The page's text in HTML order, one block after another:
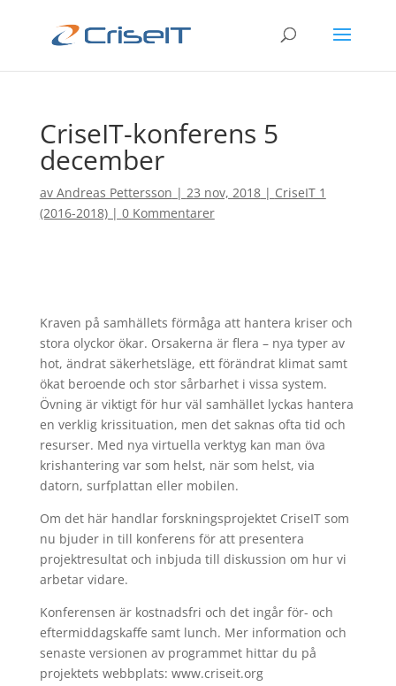
CriseIT-konferens 5
december
av Andreas Pettersson | 23 nov, 2018| CriseIT 1
(2016-2018)| 0 Kommentarer
Kraven på samhällets förmåga att hantera kriser och
stora olyckor ökar. Orsakerna är flera – nya typer av
hot, ändrat säkerhetsläge, ett förändrat klimat samt
ökat beroende och stor sårbarhet i vissa system.
Övning är viktigt för hur väl samhället lyckas hantera
en verklig krissituation, men det saknas ofta tid och
resurser. Med nya virtuella verktyg kan man öva
krishantering var som helst, när som helst, via
datorn, surfplattan eller mobilen.
Om det här handlar forskningsprojektet CriseIT som
nu bjuder in till konferens för att presentera
projektresultat och inbjuda till diskussion om hur vi
arbetar vidare.
Konferensen är kostnadsfri och det ingår för- och
eftermiddagskaffe samt lunch. Mer information och
senaste versionen av programmet hittar du på
projektets webbplats: www.criseit.org